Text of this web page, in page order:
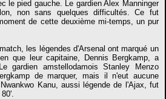
le pied gauche. Le gardien Alex Manninger
non sans quelques difficultés. Ce fut
de cette deuxième mi-temps, un pur
les légendes d'Arsenal ont marqué un
que leur capitaine, Dennis Bergkamp, a
gardien amstellodamois Stanley Menzo
de marquer, mais il n'eut aucune
Kanu, aussi légende de l'Ajax, fut